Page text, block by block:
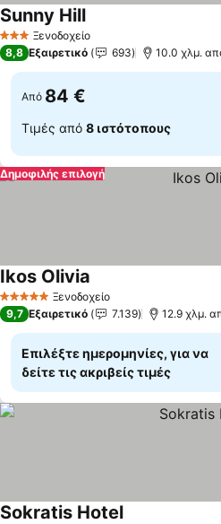
3 ΑστέριαΞενοδοχείο
Sunny Hill
8,8 Εξαιρετικό 693 10.0 χλμ.
Από 84 €
Τιμές από 8 ιστότοπους
Δημοφιλής επιλογή
5 Αστέρια Ξενοδοχείο
Ikos Olivia
9,7 Εξαιρετικό 7.139 12.9 χλμ.
Επιλέξτε ημερομηνίες, για να
δείτε τις ακριβείς τιμές
Sokratis Hotel